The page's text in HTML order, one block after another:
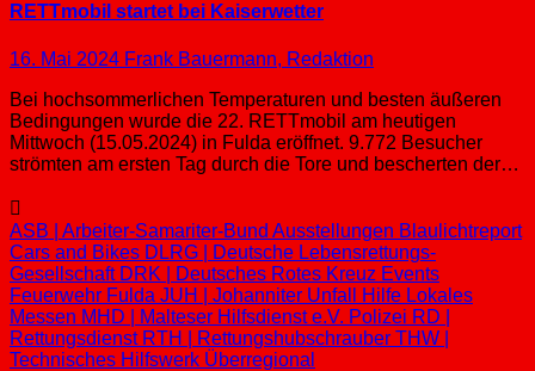
RETTmobil startet bei Kaiserwetter
16. Mai 2024 Frank Bauermann, Redaktion
Bei hochsommerlichen Temperaturen und besten äußeren
Bedingungen wurde die 22. RETTmobil am heutigen
Mittwoch (15.05.2024) in Fulda eröffnet. 9.772 Besucher
strömten am ersten Tag durch die Tore und bescherten der…
ASB | Arbeiter-Samariter-Bund Ausstellungen Blaulichtreport
Cars and Bikes DLRG | Deutsche Lebensrettungs-
Gesellschaft DRK | Deutsches Rotes Kreuz Events
Feuerwehr Fulda JUH | Johanniter Unfall Hilfe Lokales
Messen MHD | Malteser Hilfsdienst e.V. Polizei RD |
Rettungsdienst RTH | Rettungshubschrauber THW |
Technisches Hilfswerk Überregional